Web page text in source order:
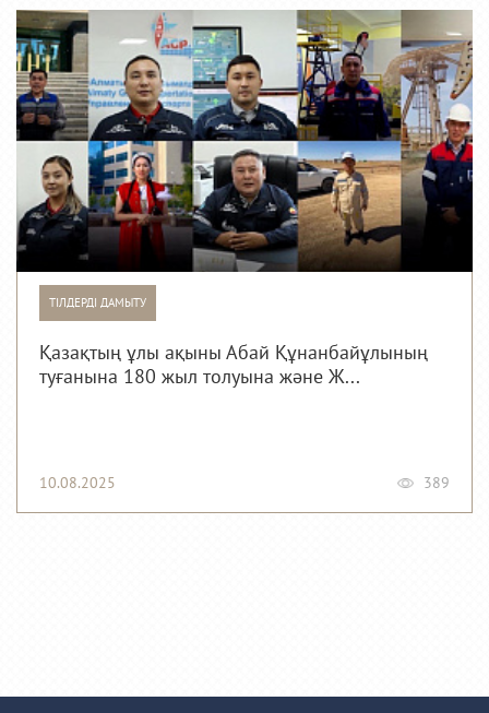
ТІЛДЕРДІ ДАМЫТУ
Қазақтың ұлы ақыны Абай Құнанбайұлының
туғанына 180 жыл толуына және Ж...
10.08.2025 389